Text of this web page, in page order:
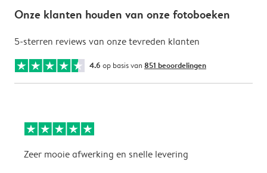
Onze klanten houden van onze fotoboeken
5-sterren reviews van onze tevreden klanten
4.6 op basis van 851 beoordelingen
Zeer mooie afwerking en snelle levering